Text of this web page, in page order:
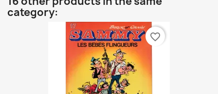
category:
favorite_border